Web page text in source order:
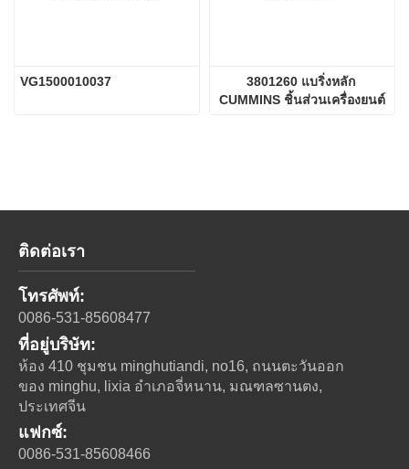
VG1500010037
3801260 แบริ่งหลัก
CUMMINS ชิ้นส่วนเครื่องยนต์
ติดต่อเรา
โทรศัพท์:
0086-531-85608477
ที่อยู่บริษัท:
ห้อง 410 ชุมชน minghutiandi, no16, ถนนตะวันออก
ของ minghu, lixia อําเภอจี่หนาน, มณฑลซานตง,
ประเทศจีน
แฟกซ์:
0086-531-85608466